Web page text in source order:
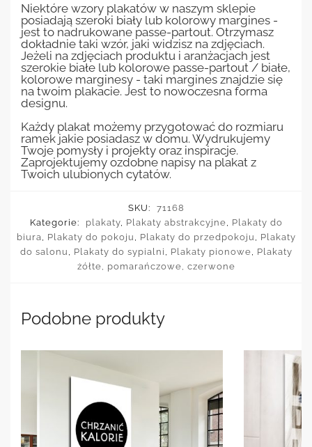
Niektóre wzory plakatów w naszym sklepie
posiadają szeroki biały lub kolorowy margines -
jest to nadrukowane passe-partout. Otrzymasz
dokładnie taki wzór, jaki widzisz na zdjęciach.
Jeżeli na zdjęciach produktu i aranżacjach jest
szerokie białe lub kolorowe passe-partout / białe,
kolorowe marginesy - taki margines znajdzie się
na twoim plakacie. Jest to nowoczesna forma
designu.
Każdy plakat możemy przygotować do rozmiaru
ramek jakie posiadasz w domu. Wydrukujemy
Twoje pomysły i projekty oraz inspiracje.
Zaprojektujemy ozdobne napisy na plakat z
Twoich ulubionych cytatów.
SKU:
71168
Kategorie:
plakaty, Plakaty abstrakcyjne
Plakaty do
biura
Plakaty do pokoju Plakaty do przedpokoju
Plakaty
do salonu
Plakaty do sypialni Plakaty pionowe
Plakaty
żółte, pomarańczowe, czerwone
Podobne produkty